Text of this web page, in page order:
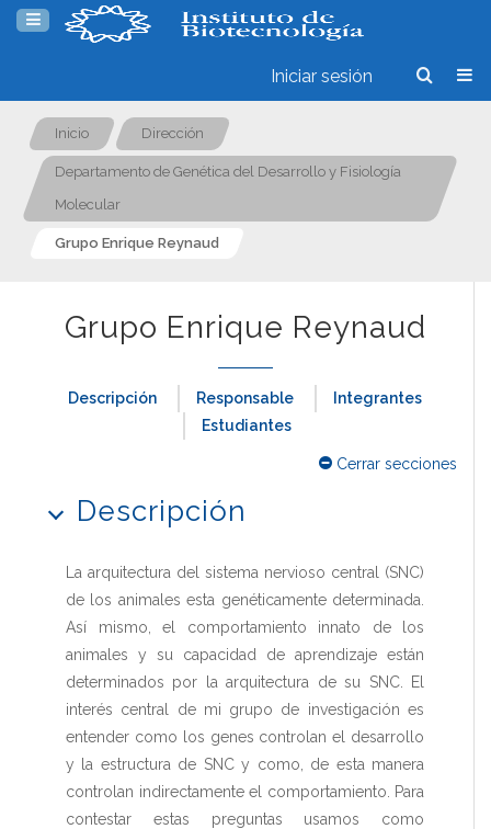
Iniciar sesión
Inicio Dirección
Departamento de Genética del Desarrollo y Fisiología
Molecular
Grupo Enrique Reynaud
Grupo Enrique Reynaud
Descripción Responsable
Integrantes
Estudiantes
Cerrar secciones
Descripción
La arquitectura del sistema nervioso central (SNC)
de los animales esta genéticamente determinada.
Así mismo, el comportamiento innato de los
animales y su capacidad de aprendizaje están
determinados por la arquitectura de su SNC. El
interés central de mi grupo de investigación es
entender como los genes controlan el desarrollo
y la estructura de SNC y como, de esta manera
controlan indirectamente el comportamiento. Para
contestar estas preguntas usamos como